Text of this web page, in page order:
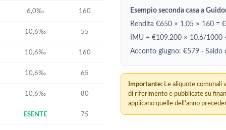
6,0‰ 160
10,6‰ 55
10,6‰ 160
10,6‰ 65
10,6‰ 80
ESENTE 75
Esempio seconda casa a
Rendita €650 × 1,05 × 160 =
IMU = €109.200 × 10.6/1000
Acconto giugno: €579 · Saldo
Importante: Le aliquote comunali
di riferimento e pubblicate su
applicano quelle dell'anno